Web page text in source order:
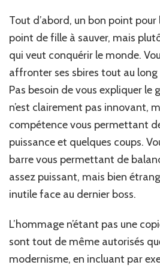
Tout d’abord, un bon point pour
point de fille à sauver, mais
qui veut conquérir le monde.
affronter ses sbires tout au long
Pas besoin de vous expliquer le
n’est clairement pas innovant,
compétence vous permettant
puissance et quelques coups.
barre vous permettant de
assez puissant, mais bien
inutile face au dernier boss.
L’hommage n’étant pas une
sont tout de même autorisés
modernisme, en incluant par